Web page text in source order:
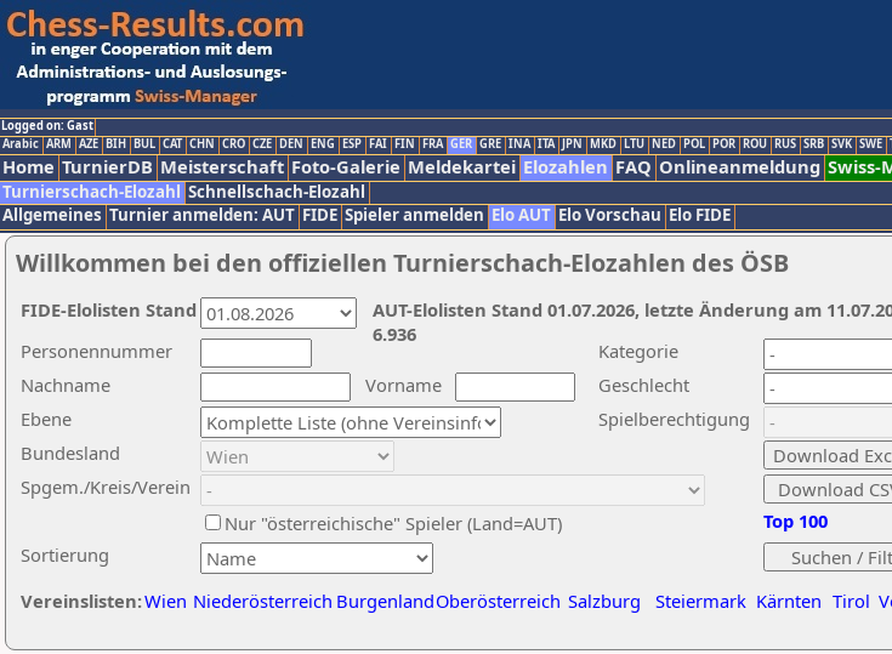
Logged on: Gast
Arabic ARM AZE BIH BUL CAT CHN CRO CZE DEN ENG ESP FAI FIN FRA GER GRE INA ITA JPN MKD LTU NED POL POR ROU RUS SRB SVK SWE
Home TurnierDB Meisterschaft Foto-Galerie Meldekartei Elozahlen FAQ Onlineanmeldung Swiss-
Turnierschach-Elozahl Schnellschach-Elozahl
Allgemeines Turnier anmelden: AUT FIDE Spieler anmelden Elo AUT Elo Vorschau Elo FIDE
Willkommen bei den offiziellen Turnierschach-Elozahlen des ÖSB
Nachname
Vorname
Ebene
Kategorie
Sortierung
Personennummer
Bundesland
Spgem./Kreis/Verein
Geschlecht
Nur "österreichische" Spieler (Land=AUT)
Spielberechtigung
Vereinslisten:Wien Niederösterreich BurgenlandOberösterreich Salzburg Steiermark Kärnten Tirol
Top 100
AUT-Elolisten Stand 01.07.2026, letzte Änderung am
6.936
FIDE-Elolisten Stand